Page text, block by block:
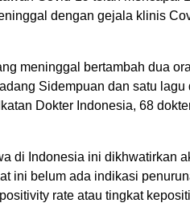
dengan gejala klinis
meninggal bertambah dua
Sidempuan dan satu lagu
Dokter Indonesia, 68
di Indonesia ini dikhwatirkan
ini belum ada indikasi
rate atau tingkat